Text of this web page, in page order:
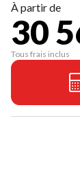
À partir de
30
Tous frais inclus